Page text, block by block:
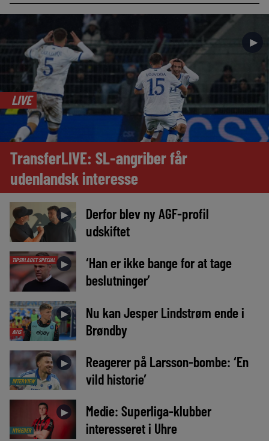
►
LIVE
TransferLIVE: SL-angriber får
udenlandsk interesse
►
Derfor blev ny AGF-profil
udskiftet
TIPSBLADET SPECIAL ►
‘Han er ikke bange for at tage
beslutninger’
AVIS
►
Nu kan Jesper Lindstrøm ende i
Brøndby
INTERVIEW
►
Reagerer på Larsson-bombe: ‘En
vild historie’
NYHEDER
►
Medie: Superliga-klubber
interesseret i Uhre